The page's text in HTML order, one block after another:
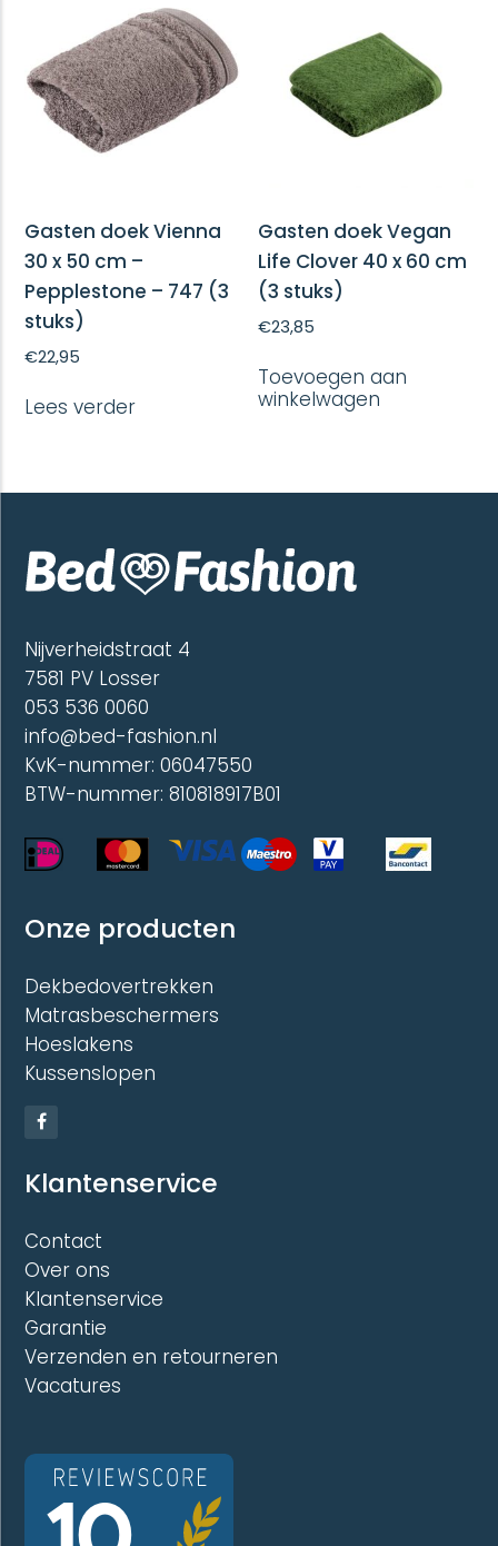
Gasten doek Vienna
30 x 50 cm –
Pepplestone – 747 (3
stuks)
€22,95
Lees verder
Gasten doek Vegan
Life Clover 40 x 60 cm
(3 stuks)
€23,85
Toevoegen aan
winkelwagen
Nijverheidstraat 4
7581 PV Losser
053 536 0060
info@bed-fashion.nl
KvK-nummer: 06047550
BTW-nummer: 810818917B01
Onze producten
Dekbedovertrekken
Matrasbeschermers
Hoeslakens
Kussenslopen
Klantenservice
Contact
Over ons
Klantenservice
Garantie
Verzenden en retourneren
Vacatures